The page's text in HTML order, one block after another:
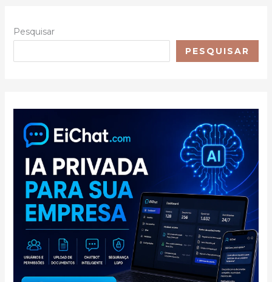
Pesquisar
PESQUISAR